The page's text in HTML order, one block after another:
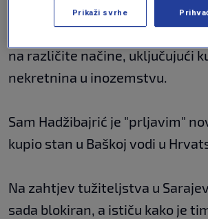
ostvarili protupravnu imovinsku
milijun i 300 tisuća eura koju su
na različite načine, uključujući
nekretnina u inozemstvu.
Sam Hadžibajrić je "prljavim"
kupio stan u Baškoj vodi u
Na zahtjev tužiteljstva u
sada blokiran, a ističu kako je
Prikaži svrhe